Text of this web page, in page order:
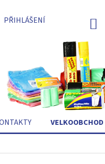
PŘIHLÁŠENÍ
VELKOOBCHOD